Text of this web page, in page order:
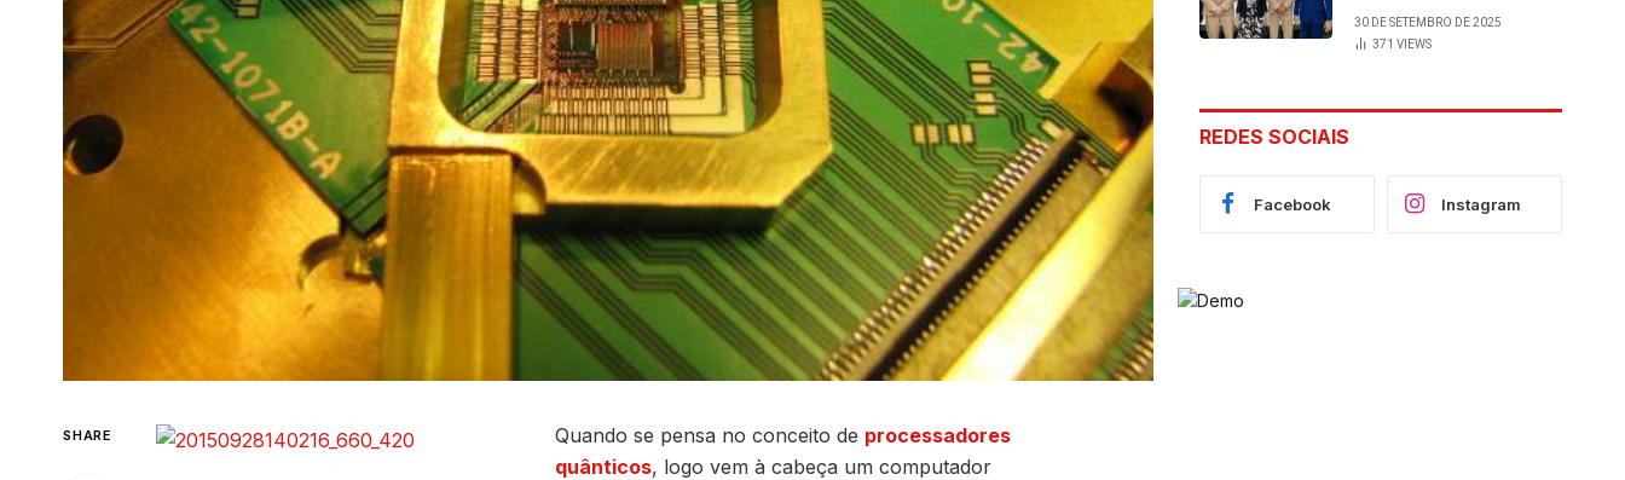
SHARE Quando se pensa no conceito de processadores
quânticos, logo vem à cabeça um computador
Assunção do 28º
BPM, conquista
Cláudia e Robério
30 DE SETEMBRO DE 2025
371 VIEWS
REDES SOCIAIS
Facebook Instagram